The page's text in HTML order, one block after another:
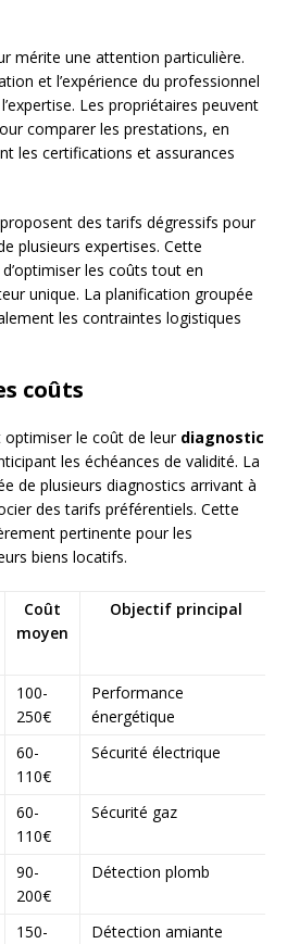
mérite une attention particulière.
et l’expérience du professionnel
Les propriétaires peuvent
comparer les prestations, en
les certifications et assurances
des tarifs dégressifs pour
plusieurs expertises. Cette
les coûts tout en
unique. La planification groupée
les contraintes logistiques
coûts
optimiser le coût de leur diagnostic
les échéances de validité. La
de plusieurs diagnostics arrivant à
des tarifs préférentiels. Cette
pertinente pour les
biens locatifs.
Coût
moyen
Objectif principal
100-
250€
Performance
énergétique
60-
110€
Sécurité électrique
60-
110€
Sécurité gaz
90-
200€
Détection plomb
150-
Détection amiante